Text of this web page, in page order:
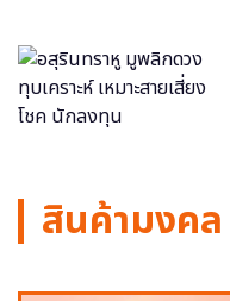
สินค้ามงคล